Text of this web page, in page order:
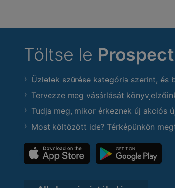
Töltse le
Üzletek szűrése kategória szerint, és
Tervezze meg vásárlását
Tudja meg, mikor érkeznek új akciós
Most költözött ide? Térképünkön